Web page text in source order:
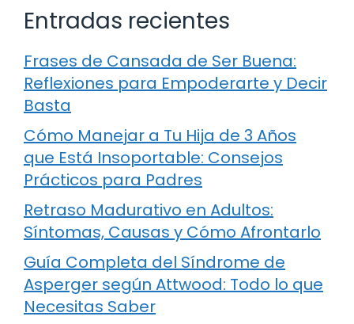
Entradas recientes
Frases de Cansada de Ser Buena:
Reflexiones para Empoderarte y Decir
Basta
Cómo Manejar a Tu Hija de 3 Años
que Está Insoportable: Consejos
Prácticos para Padres
Retraso Madurativo en Adultos:
Síntomas, Causas y Cómo Afrontarlo
Guía Completa del Síndrome de
Asperger según Attwood: Todo lo que
Necesitas Saber